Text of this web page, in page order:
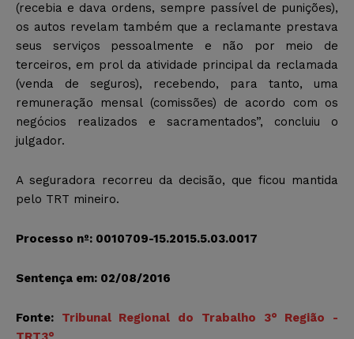
(recebia e dava ordens, sempre passível de punições),
os autos revelam também que a reclamante prestava
seus serviços pessoalmente e não por meio de
terceiros, em prol da atividade principal da reclamada
(venda de seguros), recebendo, para tanto, uma
remuneração mensal (comissões) de acordo com os
negócios realizados e sacramentados”, concluiu o
julgador.
A seguradora recorreu da decisão, que ficou mantida
pelo TRT mineiro.
Processo nº: 0010709-15.2015.5.03.0017
Sentença em: 02/08/2016
Fonte: Tribunal Regional do Trabalho 3° Região -